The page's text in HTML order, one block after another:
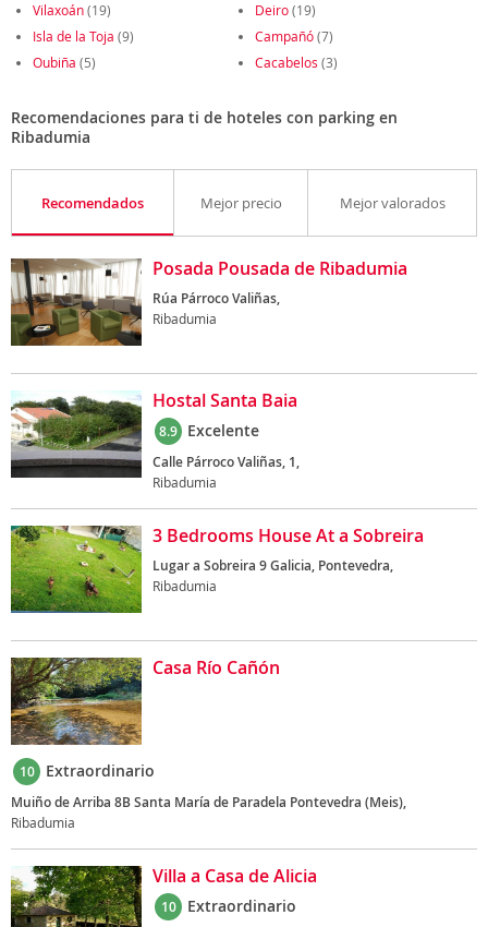
Vilaxoán(19) Deiro(19)
Isla de la Toja (9) Campañó(7)
Oubiña (5) Cacabelos (3)
Recomendaciones para ti de hoteles con parking en
Ribadumia
Recomendados Mejor precio Mejor valorados
Posada Pousada de Ribadumia
Rúa Párroco Valiñas,
Ribadumia
Hostal Santa Baia
8.9 Excelente
Calle Párroco Valiñas, 1,
Ribadumia
3 Bedrooms House At a Sobreira
Lugar a Sobreira 9 Galicia, Pontevedra,
Ribadumia
Casa Río Cañón
10 Extraordinario
Muiño de Arriba 8B Santa María de Paradela Pontevedra (Meis),
Ribadumia
Villa a Casa de Alicia
10 Extraordinario